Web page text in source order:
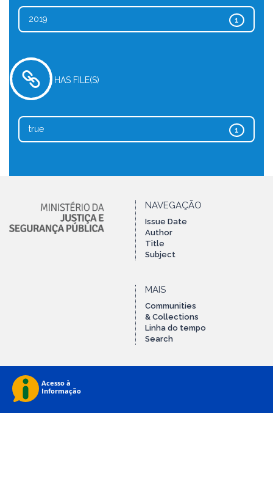
1
2019
HAS FILE(S)
1
true
NAVEGAÇÃO
Issue Date
Author
Title
Subject
MAIS
Communities
& Collections
Linha do tempo
Search